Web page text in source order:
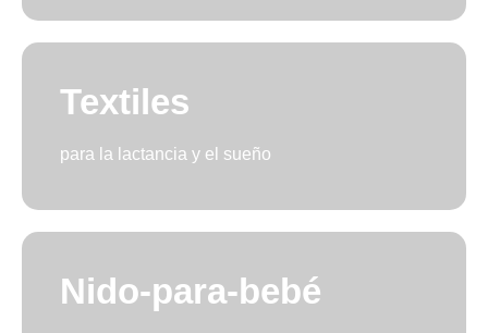
Textiles
para la lactancia y el sueño
Nido-para-bebé